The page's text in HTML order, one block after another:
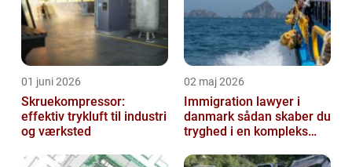
01 juni 2026
Skruekompressor:
effektiv trykluft til industri
og værksted
02 maj 2026
Immigration lawyer i
danmark sådan skaber du
tryghed i en kompleks